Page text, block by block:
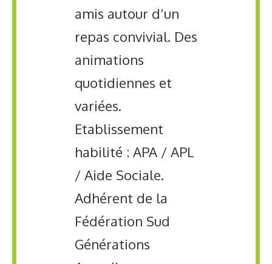
amis autour d’un
repas convivial. Des
animations
quotidiennes et
variées.
Etablissement
habilité : APA / APL
/ Aide Sociale.
Adhérent de la
Fédération Sud
Générations